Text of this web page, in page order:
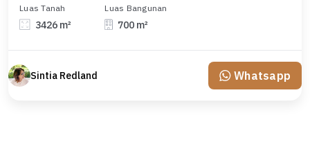
Luas Tanah
3426 m²
Luas Bangunan
700 m²
Sintia Redland Whatsapp